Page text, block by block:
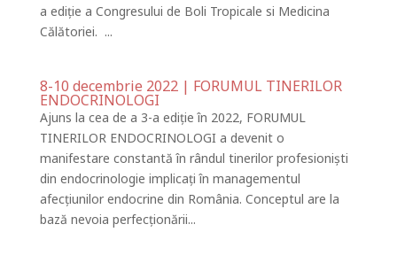
a ediție a Congresului de Boli Tropicale si Medicina
Călătoriei. ...
8-10 decembrie 2022 | FORUMUL TINERILOR
ENDOCRINOLOGI
Ajuns la cea de a 3-a ediție în 2022, FORUMUL
TINERILOR ENDOCRINOLOGI a devenit o
manifestare constantă în rândul tinerilor profesioniști
din endocrinologie implicați în managementul
afecțiunilor endocrine din România. Conceptul are la
bază nevoia perfecționării...